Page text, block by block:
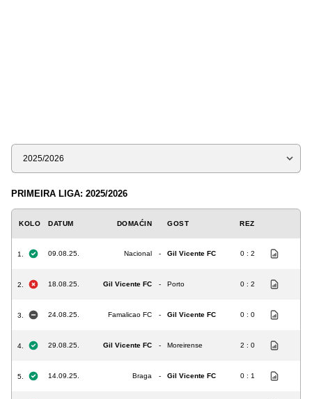
Sezona
PRIMEIRA LIGA: 2025/2026
KOLO DATUM DOMAĆIN GOST REZ
1. 09.08.25. Nacional - Gil Vicente FC 0 : 2
2. 18.08.25. Gil Vicente FC - Porto 0 : 2
3. 24.08.25. Famalicao FC - Gil Vicente FC 0 : 0
4. 29.08.25. Gil Vicente FC - Moreirense 2 : 0
5. 14.09.25. Braga - Gil Vicente FC 0 : 1